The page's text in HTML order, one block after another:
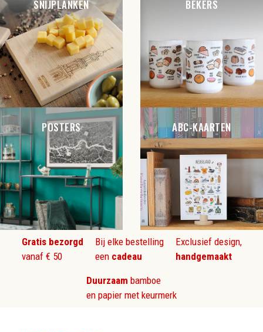
SNIJPLANKEN BEKERS
POSTERS ABC-KAARTEN
Gratis bezorgd
vanaf € 50
Bij elke bestelling
een cadeau
Exclusief design,
handgemaakt
Duurzaam bamboe
en papier met keurmerk